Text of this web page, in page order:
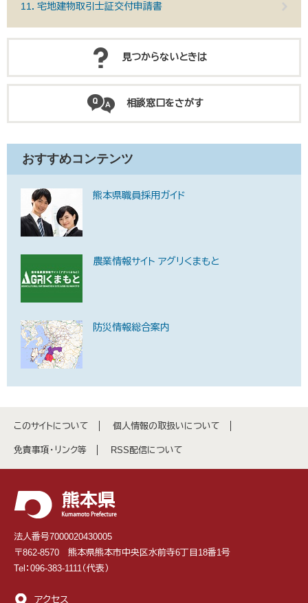
11．宅地建物取引士証交付申請書
見つからないときは
相談窓口をさがす
おすすめコンテンツ
熊本県職員採用ガイド
農業情報サイト アグリくまもと
防災情報総合案内
このサイトについて 個人情報の取扱いについて
免責事項・リンク等 RSS配信について
法人番号7000020430005
〒862-8570 熊本県熊本市中央区水前寺6丁目18番1号
Tel：096-383-1111（代表）
アクセス